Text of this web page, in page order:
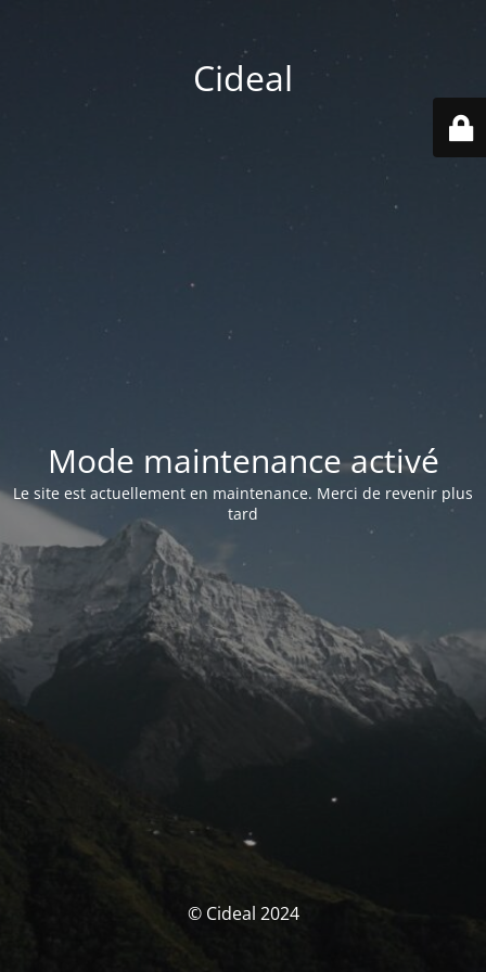
Cideal
Mode maintenance activé
Le site est actuellement en maintenance. Merci de revenir plus
tard
© Cideal 2024